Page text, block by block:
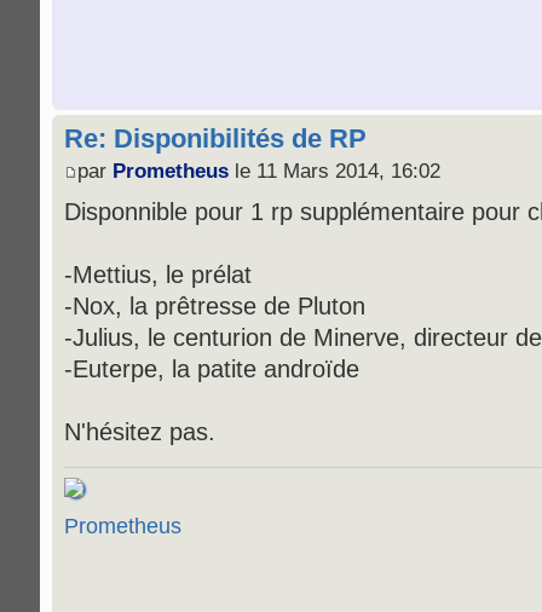
Re: Disponibilités de RP
par Prometheus le 11 Mars 2014, 16:02
Disponnible pour 1 rp supplémentaire pour
-Mettius, le prélat
-Nox, la prêtresse de Pluton
-Julius, le centurion de Minerve, directeur
-Euterpe, la patite androïde
N'hésitez pas.
Prometheus